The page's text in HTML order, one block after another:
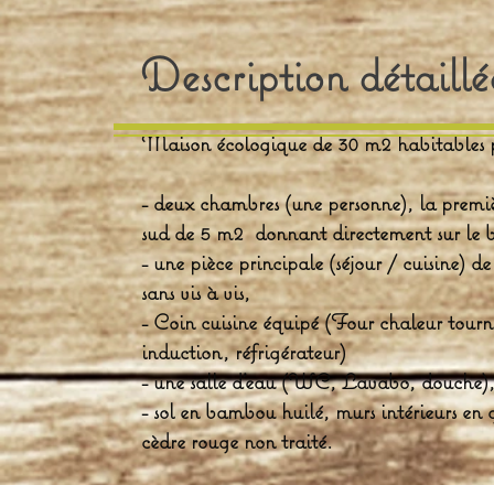
Description
Maison écologique de 30 m2 habitables
- deux chambres (une personne), la
sud de 5 m2 donnant directement sur le
- une pièce principale (séjour / cuisine)
sans vis à vis,
- Coin cuisine équipé (Four chaleur
induction, réfrigérateur)
- une salle d'eau (WC, Lavabo, douche),
- sol en bambou huilé, murs intérieurs
cèdre rouge non traité.